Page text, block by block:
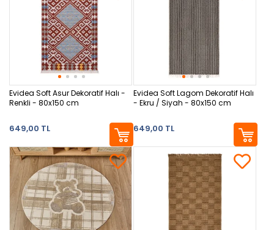
Evidea Soft Asur Dekoratif Halı -
Renkli - 80x150 cm
649,00 TL
Evidea Soft Lagom Dekoratif Halı
- Ekru / Siyah - 80x150 cm
649,00 TL